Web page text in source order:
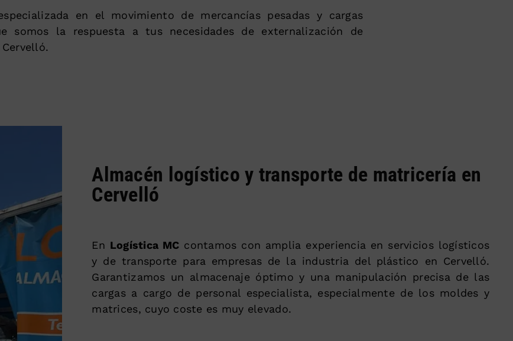
en el movimiento de mercancías pesadas y cargas
somos la respuesta a tus necesidades de externalización de
Almacén logístico y transporte de matricería en
Cervelló
En Logística MC contamos con amplia experiencia en servicios logísticos
y de transporte para empresas de la industria del plástico en Cervelló.
Garantizamos un almacenaje óptimo y una manipulación precisa de las
cargas a cargo de personal especialista, especialmente de los moldes y
matrices, cuyo coste es muy elevado.